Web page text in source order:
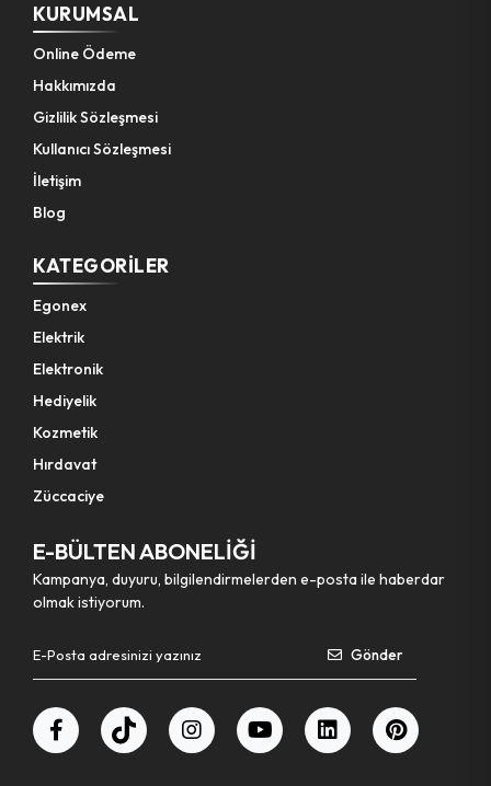
KURUMSAL
Online Ödeme
Hakkımızda
Gizlilik Sözleşmesi
Kullanıcı Sözleşmesi
İletişim
Blog
KATEGORILER
Egonex
Elektrik
Elektronik
Hediyelik
Kozmetik
Hırdavat
Züccaciye
E-BÜLTEN ABONELİĞİ
Kampanya, duyuru, bilgilendirmelerden e-posta ile haberdar
olmak istiyorum.
Gönder